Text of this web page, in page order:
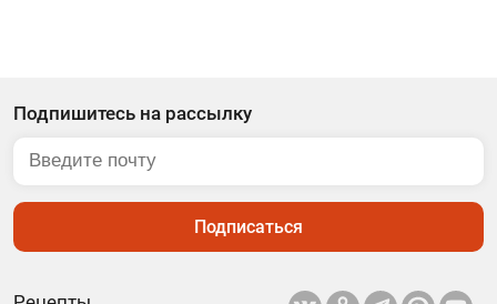
Подпишитесь на рассылку
Подписаться